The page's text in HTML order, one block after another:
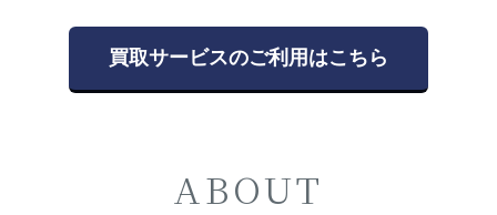
買取サービスのご利用はこちら
ABOUT